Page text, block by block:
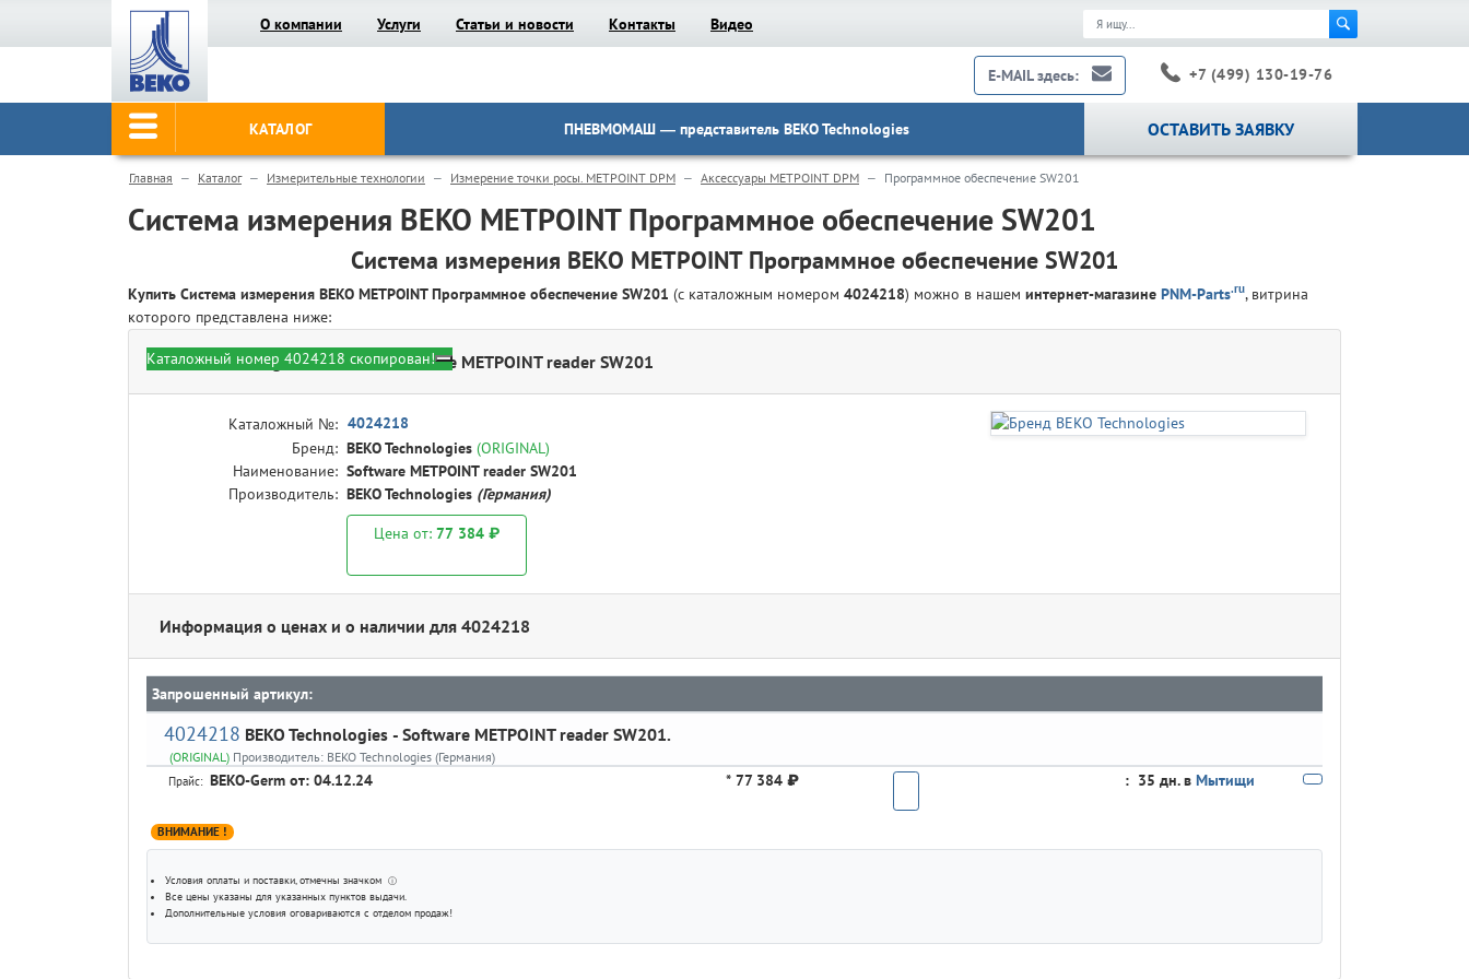
О компании Услуги Статьи и новости Контакты Видео
E-MAIL здесь: +7 (499) 130-19-76
КАТАЛОГ ПНЕВМОМАШ — представитель BEKO Technologies ОСТАВИТЬ ЗАЯВКУ
Главная Каталог Измерительные технологии Измерение точки росы. METPOINT DPM Аксессуары METPOINT DPM Программное обеспечение SW201
Система измерения BEKO METPOINT Программное обеспечение SW201
Система измерения BEKO METPOINT Программное обеспечение SW201
Купить Система измерения BEKO METPOINT Программное обеспечение SW201 (с каталожным номером 4024218) можно в нашем интернет-магазине PNM-Parts.ru, витрина
которого представлена ниже:
BEKO Technologies 4024218 - Software METPOINT reader SW201
Каталожный №: 4024218
Бренд: BEKO Technologies (ORIGINAL)
Наименование: Software METPOINT reader SW201
Производитель: BEKO Technologies (Германия)
Цена от:77 384 ₽
Каталожный номер 4024218 скопирован!
Информация о ценах и о наличии для 4024218
Запрошенный артикул:
4024218 BEKO Technologies - Software METPOINT reader SW201.
(ORIGINAL)Производитель: BEKO Technologies (Германия)
Прайс: BEKO-Germ от: 04.12.24 * 77 384 ₽ : 35 дн. в Мытищи
ВНИМАНИЕ !
Условия оплаты и поставки, отмечны значком ⓘ
Все цены указаны для указанных пунктов выдачи.
Дополнительные условия оговариваются с отделом продаж!